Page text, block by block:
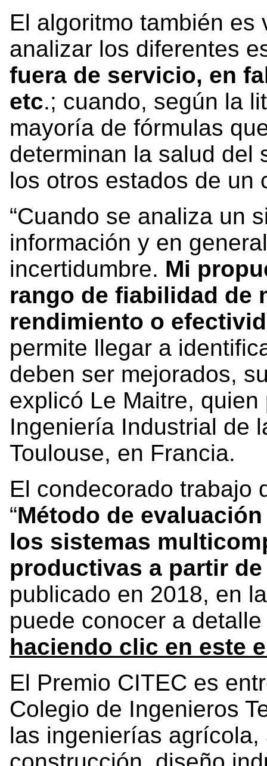
El algoritmo también es
analizar los diferentes
fuera de servicio, en
etc.; cuando, según la
mayoría de fórmulas
determinan la salud del
los otros estados de un
“Cuando se analiza un
información y en
incertidumbre. Mi
rango de fiabilidad de
rendimiento o
permite llegar a
deben ser mejorados,
explicó Le Maitre,
Ingeniería Industrial de
Toulouse, en Francia.
El condecorado trabajo
“Método de
los sistemas
productivas a partir
publicado en 2018, en
puede conocer a
haciendo clic en este
El Premio CITEC es
Colegio de Ingenieros
las ingenierías